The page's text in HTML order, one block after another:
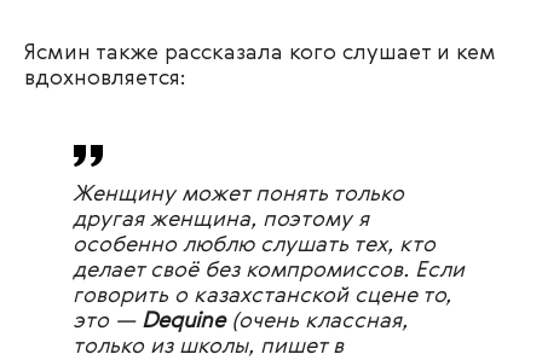
Ясмин также рассказала кого слушает и кем
вдохновляется:
Женщину может понять только
другая женщина, поэтому я
особенно люблю слушать тех, кто
делает своё без компромиссов. Если
говорить о казахстанской сцене то,
это — Dequine(очень классная,
только из школы, пишет в